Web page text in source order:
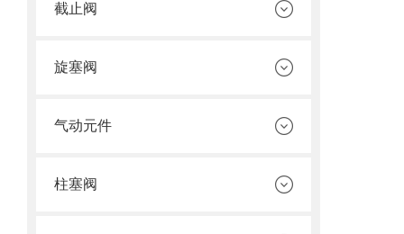
截止阀
旋塞阀
气动元件
柱塞阀